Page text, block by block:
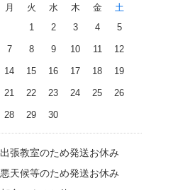
月 火 水 木 金
土
1
2 3 4 5
7 8 9 10 11 12
14 15 16 17 18 19
21 22 23 24 25 26
28 29 30
出張教室のため発送お休み
悪天候等のため発送お休み